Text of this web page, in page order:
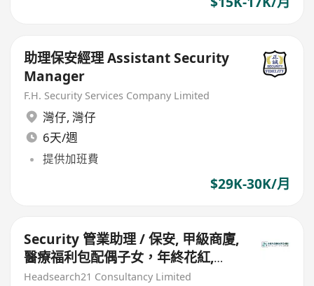
助理保安經理 Assistant Security
Manager
F.H. Security Services Company Limited
灣仔, 灣仔
6天/週
提供加班費
$29K-30K/月
Security 管業助理 / 保安, 甲級商廈,
醫療福利包配偶子女，年終花紅,
$19-20K
Headsearch21 Consultancy Limited